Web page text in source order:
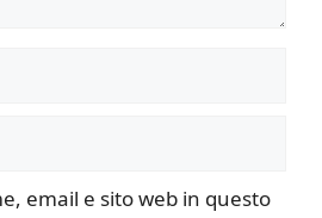
email e sito web in questo